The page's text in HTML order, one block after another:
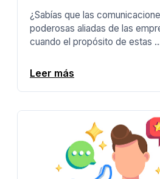
¿Sabías que las
poderosas aliadas de las
cuando el propósito de estas
Leer más